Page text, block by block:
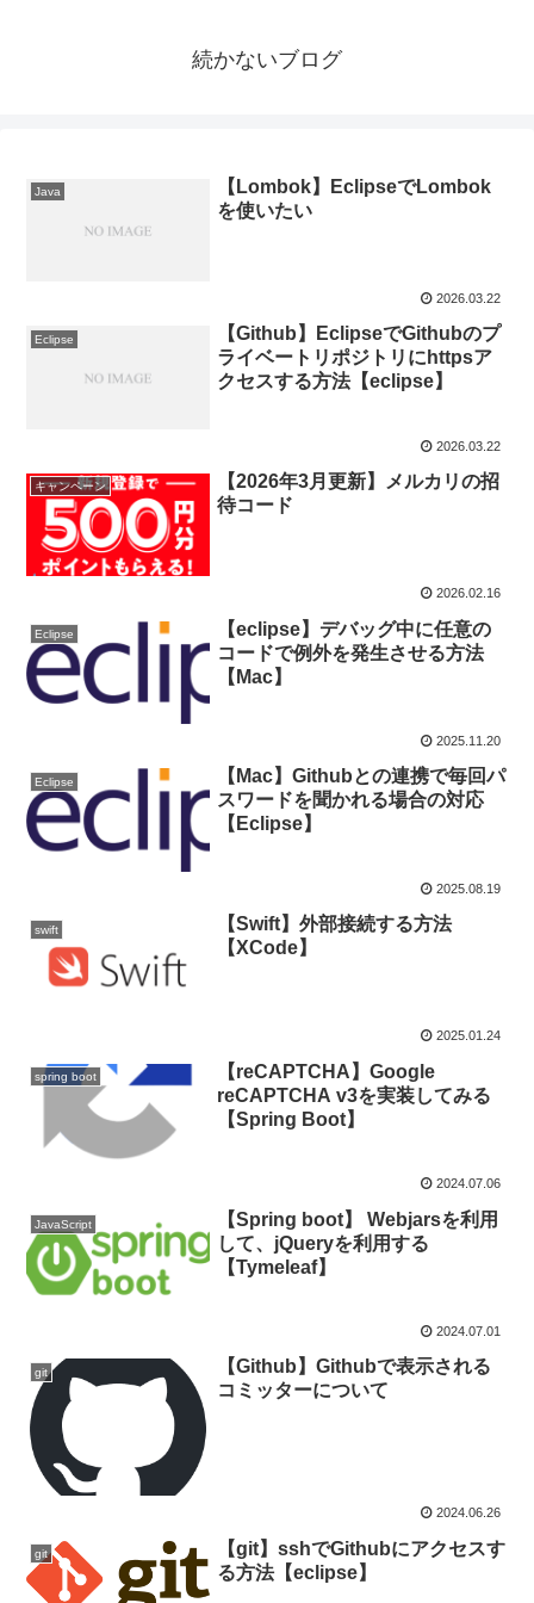
続かないブログ
Java
【Lombok】EclipseでLombok
を使いたい
2026.03.22
Eclipse
【Github】EclipseでGithubのプ
ライベートリポジトリにhttpsア
クセスする方法【eclipse】
2026.03.22
キャンペーン
【2026年3月更新】メルカリの招
待コード
2026.02.16
Eclipse
【eclipse】デバッグ中に任意の
コードで例外を発生させる方法
【Mac】
2025.11.20
Eclipse
【Mac】Githubとの連携で毎回パ
スワードを聞かれる場合の対応
【Eclipse】
2025.08.19
swift
【Swift】外部接続する方法
【XCode】
2025.01.24
spring boot
【reCAPTCHA】Google
reCAPTCHA v3を実装してみる
【Spring Boot】
2024.07.06
JavaScript
【Spring boot】 Webjarsを利用
して、jQueryを利用する
【Tymeleaf】
2024.07.01
git
【Github】Githubで表示される
コミッターについて
2024.06.26
git
【git】sshでGithubにアクセスす
る方法【eclipse】